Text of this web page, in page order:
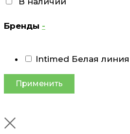
Бренды -
Intimed Белая линия
Применить